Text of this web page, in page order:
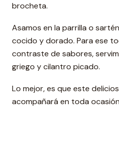
brocheta.
Asamos en la parrilla o
cocido y dorado. Para ese
contraste de sabores,
griego y cilantro picado.
Lo mejor, es que este
acompañará en toda